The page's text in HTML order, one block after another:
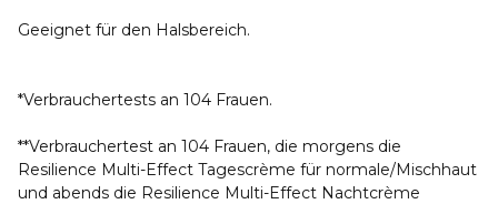
Geeignet für den Halsbereich.
*Verbrauchertests an 104 Frauen.
**Verbrauchertest an 104 Frauen, die morgens die
Resilience Multi-Effect Tagescrème für normale/Mischhaut
und abends die Resilience Multi-Effect Nachtcrème